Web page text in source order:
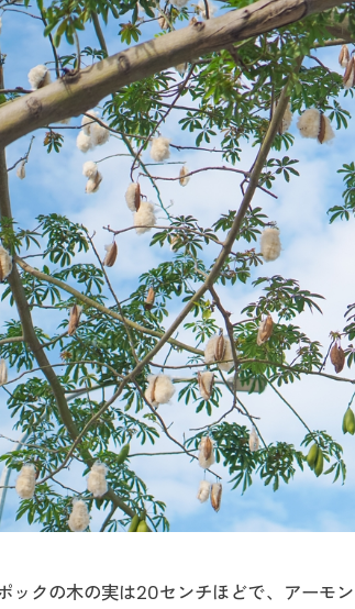
ックの木の実は20センチほどで、アーモ